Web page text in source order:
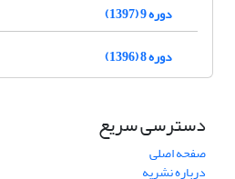
دوره 9 (1397)
دوره 8 (1396)
دسترسی سریع
صفحه اصلی
درباره نشریه